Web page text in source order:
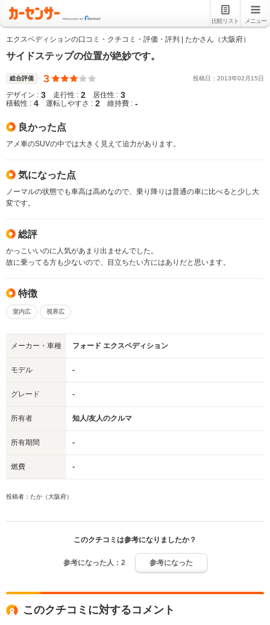
比較リスト メニュー
エクスペディションの口コミ・クチコミ・評価・評判 | たかさん（大阪府）
サイドステップの位置が絶妙です。
総合評価 3 投稿日： 2013年02 月 15日
デザイン : 3 走行性 : 2 居住性 : 3
積載性 : 4 運転しやすさ : 2 維持費 : -
良かった点
アメ車のSUVの中では大きく見えて迫力があります。
気になった点
ノーマルの状態でも車高は高めなので、乗り降りは普通の車に比べると少し大
変です。
総評
かっこいいのに人気があまり出ませんでした。
故に乗ってる方も少ないので、目立ちたい方にはありだと思います。
特徴
室内広 視界広
メーカー・車種 フォード エクスペディション
モデル -
グレード -
所有者 知人/友人のクルマ
所有期間 -
燃費 -
投稿者：たか（大阪府）
このクチコミは参考になりましたか？
参考になった人： 2 参考になった
このクチコミに対するコメント